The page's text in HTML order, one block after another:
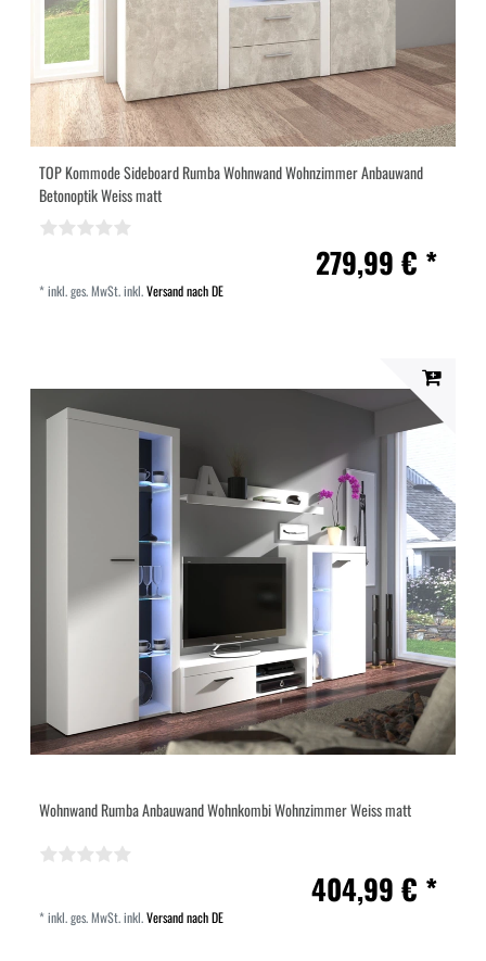
TOP Kommode Sideboard Rumba Wohnwand Wohnzimmer Anbauwand
Betonoptik Weiss matt
279,99 € *
*inkl. ges. MwSt.inkl.Versand nach DE
Wohnwand Rumba Anbauwand Wohnkombi Wohnzimmer Weiss matt
404,99 € *
*inkl. ges. MwSt.inkl.Versand nach DE